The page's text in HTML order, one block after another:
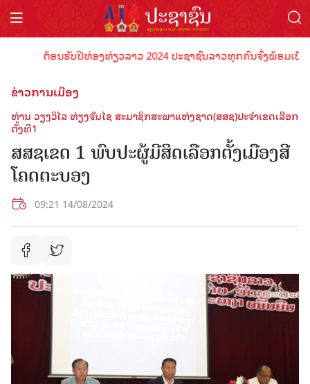
ຕ້ອນຮັບປີທ່ອງທ່ຽວລາວ 2024 ປະຊາຊົນລາວທຸກຄົນຈົ່ງພ້ອມເປັນ
ຂ່າວການເມືອງ
ທ່ານ ວຽງວິໄລ ທ່ຽງຈັນໄຊ ສະມາຊິກສະພາແຫ່ງຊາດ(ສສຊ)ປະຈໍາເຂດເລືອກ
ຕັ້ງທີ1
ສສຊເຂດ 1 ພົບປະຜູ້ມີສິດເລືອກຕັ້ງເມືອງສີ
ໂຄດຕະບອງ
09:21 14/08/2024